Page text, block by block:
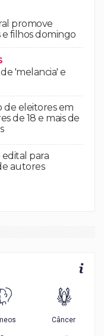
promove
e filhos domingo
'melancia' e
de eleitores em
de 18 e mais de
para
autores